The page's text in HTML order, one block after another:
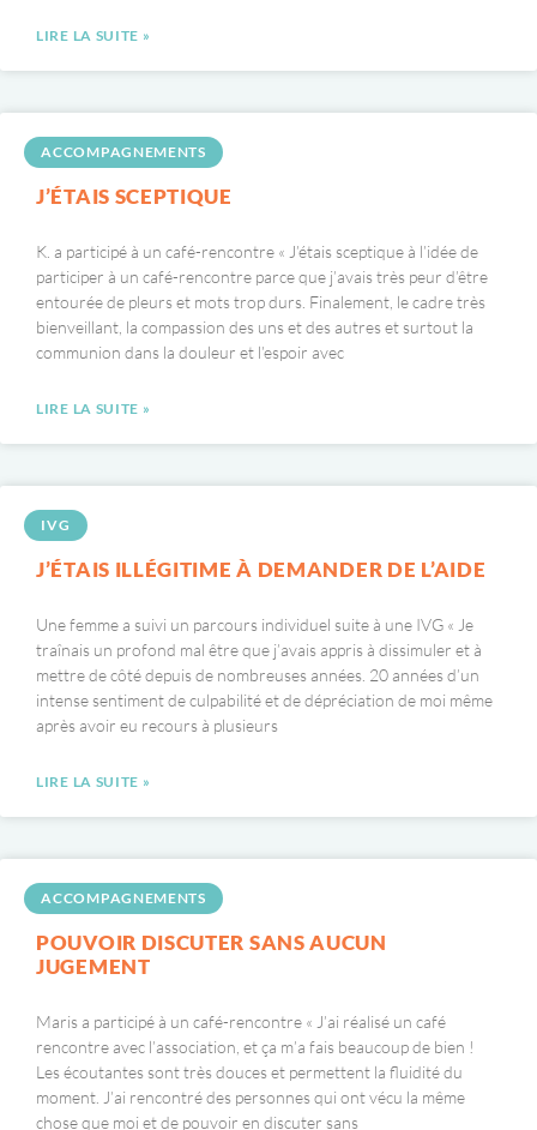
LIRE LA SUITE »
ACCOMPAGNEMENTS
J’ÉTAIS SCEPTIQUE
K. a participé à un café-rencontre « J’étais sceptique à l’idée de
participer à un café-rencontre parce que j’avais très peur d’être
entourée de pleurs et mots trop durs. Finalement, le cadre très
bienveillant, la compassion des uns et des autres et surtout la
communion dans la douleur et l’espoir avec
LIRE LA SUITE »
IVG
J’ÉTAIS ILLÉGITIME À DEMANDER DE L’AIDE
Une femme a suivi un parcours individuel suite à une IVG « Je
traînais un profond mal être que j’avais appris à dissimuler et à
mettre de côté depuis de nombreuses années. 20 années d’un
intense sentiment de culpabilité et de dépréciation de moi même
après avoir eu recours à plusieurs
LIRE LA SUITE »
ACCOMPAGNEMENTS
POUVOIR DISCUTER SANS AUCUN
JUGEMENT
Maris a participé à un café-rencontre « J’ai réalisé un café
rencontre avec l’association, et ça m’a fais beaucoup de bien !
Les écoutantes sont très douces et permettent la fluidité du
moment. J’ai rencontré des personnes qui ont vécu la même
chose que moi et de pouvoir en discuter sans